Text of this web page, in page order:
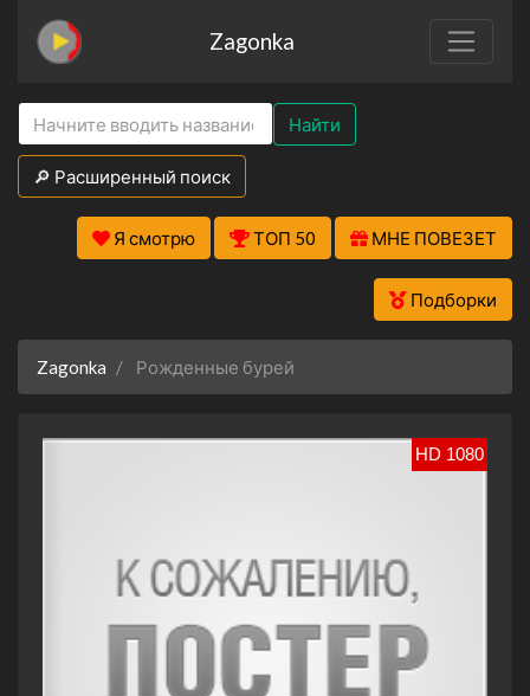
Zagonka
Найти
🔎 Расширенный поиск
Я смотрю ТОП 50 МНЕ ПОВЕЗЕТ
Подборки
Zagonka Рожденные бурей
HD 1080